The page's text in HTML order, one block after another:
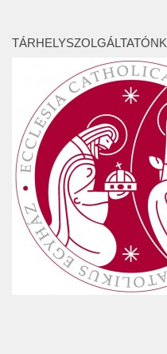
TÁRHELYSZOLGÁLTATÓNK